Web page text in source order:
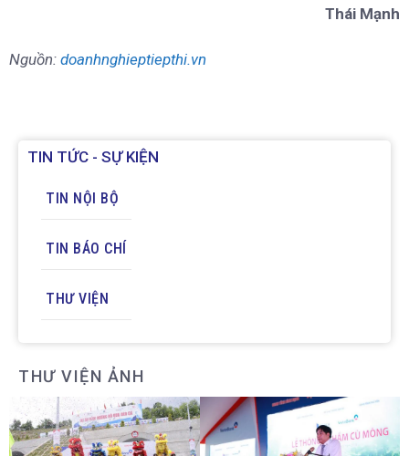
TIN TỨC - SỰ KIỆN
TIN NỘI BỘ
TIN BÁO CHÍ
THƯ VIỆN
THƯ VIỆN ẢNH
Thái Mạnh
Nguồn: doanhnghieptiepthi.vn